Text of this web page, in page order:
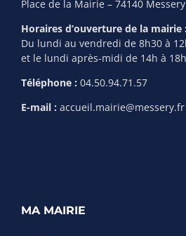
Place de la Mairie – 74140 Messery
Horaires d’ouverture de la mairie :
Du lundi au vendredi de 8h30 à
et le lundi après-midi de 14h à
Téléphone : 04.50.94.71.57
E-mail : accueil.mairie@messery.fr
MA MAIRIE